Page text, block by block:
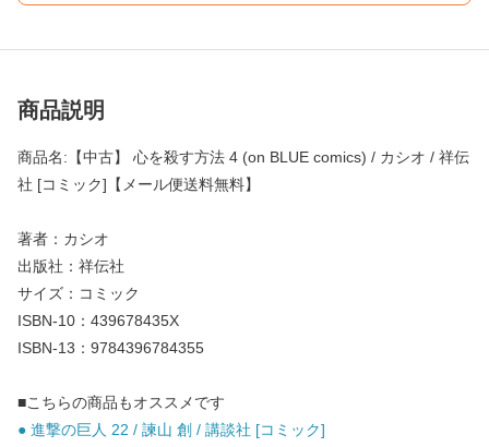
商品説明
商品名:【中古】 心を殺す方法 4 (on BLUE comics) / カシオ / 祥伝
社 [コミック]【メール便送料無料】
著者：カシオ
出版社：祥伝社
サイズ：コミック
ISBN-10：439678435X
ISBN-13：9784396784355
■こちらの商品もオススメです
● 進撃の巨人 22 / 諫山 創 / 講談社 [コミック]